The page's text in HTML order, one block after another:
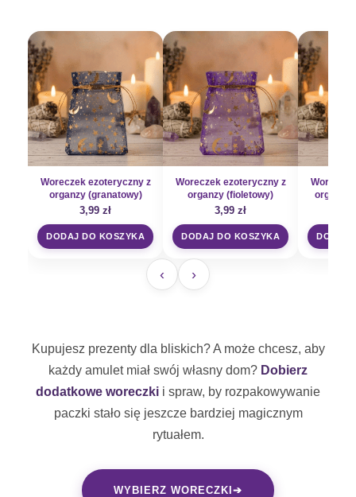
Woreczek ezoteryczny z
organzy (granatowy)
3,99 zł
DODAJ DO KOSZYKA
Woreczek ezoteryczny z
organzy (fioletowy)
3,99 zł
DODAJ DO KOSZYKA
organzy
DODAJ
‹ ›
Kupujesz prezenty dla bliskich? A może chcesz, aby
każdy amulet miał swój własny dom? Dobierz
dodatkowe woreczki i spraw, by rozpakowywanie
paczki stało się jeszcze bardziej magicznym
rytuałem.
WYBIERZ WORECZKI ➔